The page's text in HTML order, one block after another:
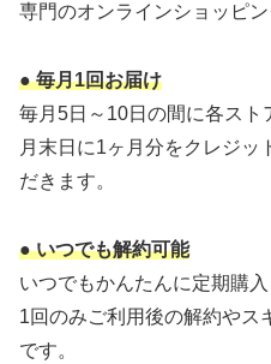
専門のオンラインショッピン
● 毎月1回お届け
毎月5日～10日の間に各スト
月末日に1ヶ月分をクレジッ
だきます。
● いつでも解約可能
いつでもかんたんに定期購
1回のみご利用後の解約やス
です。